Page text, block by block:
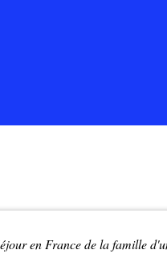
en France de la famille